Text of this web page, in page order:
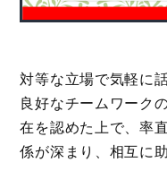
対等な立場で気軽に
良好なチームワーク
在を認めた上で、率
係が深まり、相互に